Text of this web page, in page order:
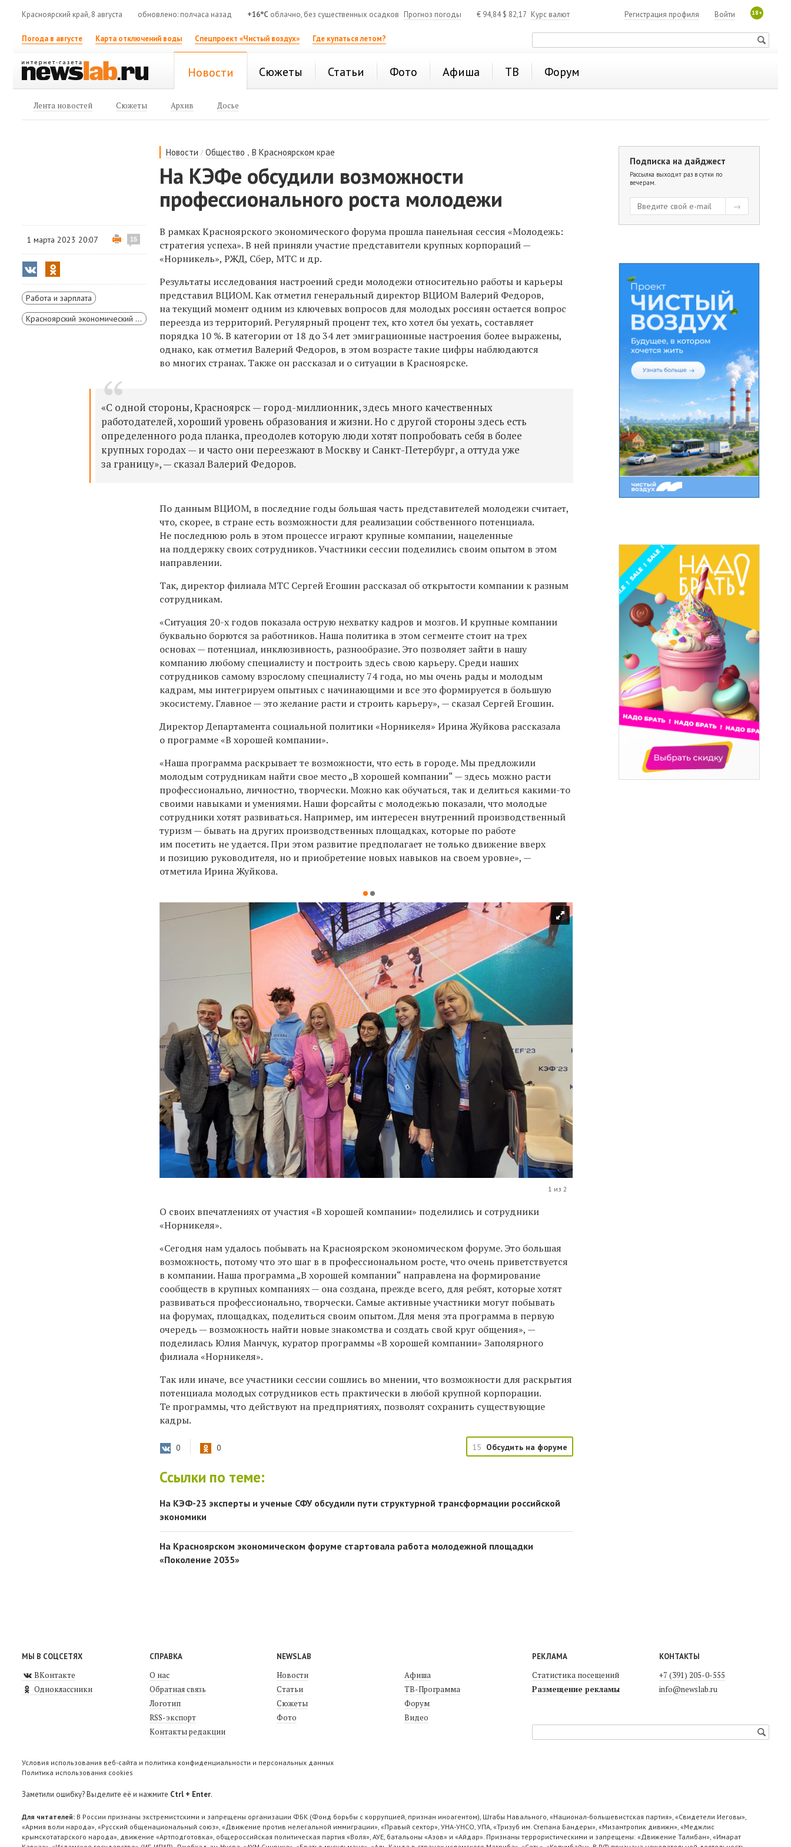
Красноярский край, 8 августа обновлено: полчаса назад +16°C облачно, без существенных осадков Прогноз погоды € 94,84$ 82,17 Курс валют 18+
Войти
Регистрация профиля
Погода в августе Карта отключений воды Спецпроект «Чистый воздух» Где купаться летом?
Новости Сюжеты Статьи Фото Афиша ТВ Форум
Лента новостей Сюжеты Архив Досье
Новости /Общество ,В Красноярском крае
На КЭФе обсудили возможности
профессионального роста молодежи
1 марта 2023 20:07 15
Работа и зарплата
Красноярский экономический форум
В рамках Красноярского экономического форума прошла панельная сессия «Молодежь:
стратегия успеха». В ней приняли участие представители крупных корпораций —
«Норникель», РЖД, Сбер, МТС и др.
Результаты исследования настроений среди молодежи относительно работы и карьеры
представил ВЦИОМ. Как отметил генеральный директор ВЦИОМ Валерий Федоров,
на текущий момент одним из ключевых вопросов для молодых россиян остается вопрос
переезда из территорий. Регулярный процент тех, кто хотел бы уехать, составляет
порядка 10 %. В категории от 18 до 34 лет эмиграционные настроения более выражены,
однако, как отметил Валерий Федоров, в этом возрасте такие цифры наблюдаются
во многих странах. Также он рассказал и о ситуации в Красноярске.
«С одной стороны, Красноярск — город-миллионник, здесь много качественных
работодателей, хороший уровень образования и жизни. Но с другой стороны здесь есть
определенного рода планка, преодолев которую люди хотят попробовать себя в более
крупных городах — и часто они переезжают в Москву и Санкт-Петербург, а оттуда уже
за границу», — сказал Валерий Федоров.
По данным ВЦИОМ, в последние годы большая часть представителей молодежи считает,
что, скорее, в стране есть возможности для реализации собственного потенциала.
Не последнюю роль в этом процессе играют крупные компании, нацеленные
на поддержку своих сотрудников. Участники сессии поделились своим опытом в этом
направлении.
Так, директор филиала МТС Сергей Егошин рассказал об открытости компании к разным
сотрудникам.
«Ситуация 20-х годов показала острую нехватку кадров и мозгов. И крупные компании
буквально борются за работников. Наша политика в этом сегменте стоит на трех
основах — потенциал, инклюзивность, разнообразие. Это позволяет зайти в нашу
компанию любому специалисту и построить здесь свою карьеру. Среди наших
сотрудников самому взрослому специалисту 74 года, но мы очень рады и молодым
кадрам, мы интегрируем опытных с начинающими и все это формируется в большую
экосистему. Главное — это желание расти и строить карьеру», — сказал Сергей Егошин.
Директор Департамента социальной политики«Норникеля» Ирина Жуйкова рассказала
о программе «В хорошей компании».
«Наша программа раскрывает те возможности, что есть в городе. Мы предложили
молодым сотрудникам найти свое место „В хорошей компании“ — здесь можно расти
профессионально, личностно, творчески. Можно как обучаться, так и делиться какими-то
своими навыками и умениями. Наши форсайты с молодежью показали, что молодые
сотрудники хотят развиваться. Например, им интересен внутренний производственный
туризм — бывать на других производственных площадках, которые по работе
им посетить не удается. При этом развитие предполагает не только движение вверх
и позицию руководителя, но и приобретение новых навыков на своем уровне», —
отметила Ирина Жуйкова.
1 из 2
О своих впечатлениях от участия «В хорошей компании» поделились и сотрудники
«Норникеля».
«Сегодня нам удалось побывать на Красноярском экономическом форуме. Это большая
возможность, потому что это шаг в в профессиональном росте, что очень приветствуется
в компании. Наша программа „В хорошей компании“ направлена на формирование
сообществ в крупных компаниях — она создана, прежде всего, для ребят, которые хотят
развиваться профессионально, творчески. Самые активные участники могут побывать
на форумах, площадках, поделиться своим опытом. Для меня эта программа в первую
очередь — возможность найти новые знакомства и создать свой круг общения», —
поделилась Юлия Манчук, куратор программы «В хорошей компании» Заполярного
филиала «Норникеля».
Так или иначе, все участники сессии сошлись во мнении, что возможности для раскрытия
потенциала молодых сотрудников есть практически в любой крупной корпорации.
Те программы, что действуют на предприятиях, позволят сохранить существующие
кадры.
0 0 15 Обсудить на форуме
Ссылки по теме:
На КЭФ-23 эксперты и ученые СФУ обсудили пути структурной трансформации российской
экономики
На Красноярском экономическом форуме стартовала работа молодежной площадки
«Поколение 2035»
Подписка на дайджест
Рассылка выходит раз в сутки по
вечерам.
МЫ В СОЦСЕТЯХ
ВКонтакте
Одноклассники
СПРАВКА
О нас
Обратная связь
Логотип
RSS-экспорт
Контакты редакции
NEWSLAB
Новости
Статьи
Сюжеты
Фото
Афиша
ТВ-Программа
Форум
Видео
РЕКЛАМА
Статистика посещений
Размещение рекламы
КОНТАКТЫ
+7 (391) 205-0-555
info@newslab.ru
Условия использования веб-сайта и политика конфиденциальности и персональных данных
Политика использования cookies
Заметили ошибку? Выделите её и нажмите Ctrl + Enter.
Для читателей: В России признаны экстремистскими и запрещены организации ФБК (Фонд борьбы с коррупцией, признан иноагентом), Штабы Навального, «Национал-большевистская партия», «Свидетели Иеговы»,
«Армия воли народа», «Русский общенациональный союз», «Движение против нелегальной иммиграции», «Правый сектор», УНА-УНСО, УПА, «Тризуб им. Степана Бандеры», «Мизантропик дивижн», «Меджлис
крымскотатарского народа», движение «Артподготовка», общероссийская политическая партия «Воля», АУЕ, батальоны «Азов» и «Айдар». Признаны террористическими и запрещены: «Движение Талибан», «Имарат